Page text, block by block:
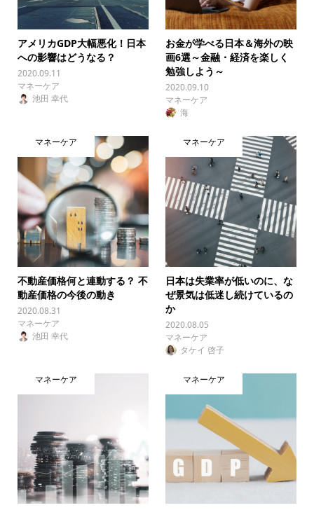
アメリカGDP大幅悪化！日本
への影響はどうなる？
2020.09.11
マネーケア
池田 幸代
お金が学べる日本＆海外の映
画6選～金融・経済を楽しく
勉強しよう～
2020.09.10
マネーケア
海
マネーケア
不動産価格何と連動する？ 不
動産価格の今後の動き
2020.08.31
マネーケア
池田 幸代
マネーケア
日本は失業率が低いのに、な
ぜ景気は低迷し続けているの
か
2020.08.05
マネーケア
タケイ 啓子
マネーケア マネーケア